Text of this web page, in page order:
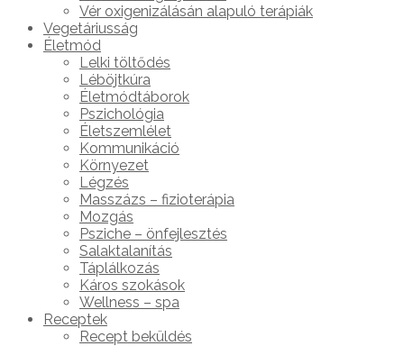
Vér oxigenizálásán alapuló terápiák
Vegetáriusság
Életmód
Lelki töltődés
Léböjtkúra
Életmódtáborok
Pszichológia
Életszemlélet
Kommunikáció
Környezet
Légzés
Masszázs – fizioterápia
Mozgás
Psziche – önfejlesztés
Salaktalanítás
Táplálkozás
Káros szokások
Wellness – spa
Receptek
Recept beküldés